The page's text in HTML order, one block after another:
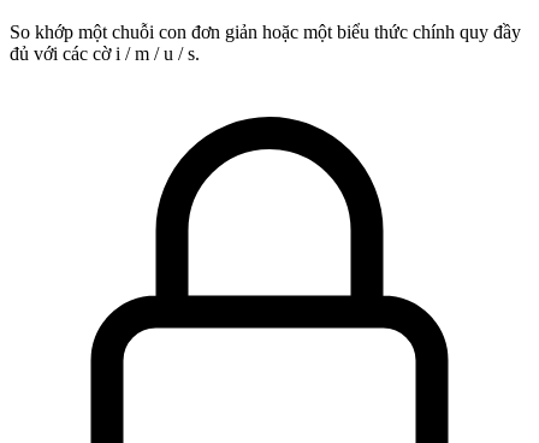
So khớp một chuỗi con đơn giản hoặc một biểu thức chính quy đầy
đủ với các cờ i / m / u / s.